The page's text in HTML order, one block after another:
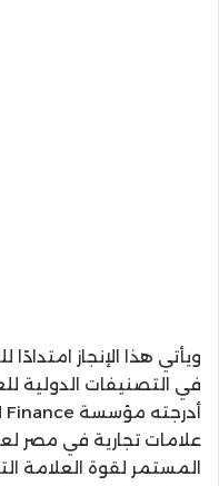
ويأتي هذا الإنجاز
في التصنيفات الدولية
المستمر لقوة العلامة